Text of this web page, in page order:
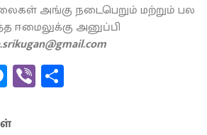
அங்கு நடைபெறும் மற்றும் பல
ஈமைலுக்கு அனுப்பி
Messenger
Viber